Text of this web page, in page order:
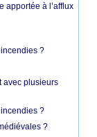
apportée à l’afflux
?
avec plusieurs
?
?